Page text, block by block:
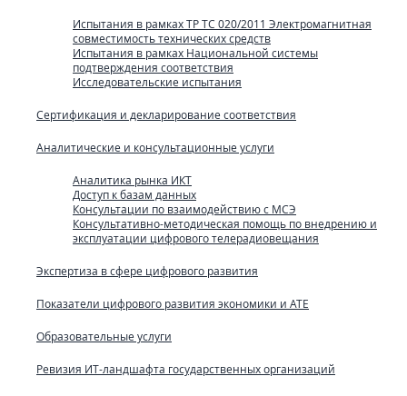
Испытания в рамках ТР ТС 020/2011 Электромагнитная
совместимость технических средств
Испытания в рамках Национальной системы
подтверждения соответствия
Исследовательские испытания
Сертификация и декларирование соответствия
Аналитические и консультационные услуги
Аналитика рынка ИКТ
Доступ к базам данных
Консультации по взаимодействию с МСЭ
Консультативно-методическая помощь по внедрению и
эксплуатации цифрового телерадиовещания
Экспертиза в сфере цифрового развития
Показатели цифрового развития экономики и АТЕ
Образовательные услуги
Ревизия ИТ-ландшафта государственных организаций